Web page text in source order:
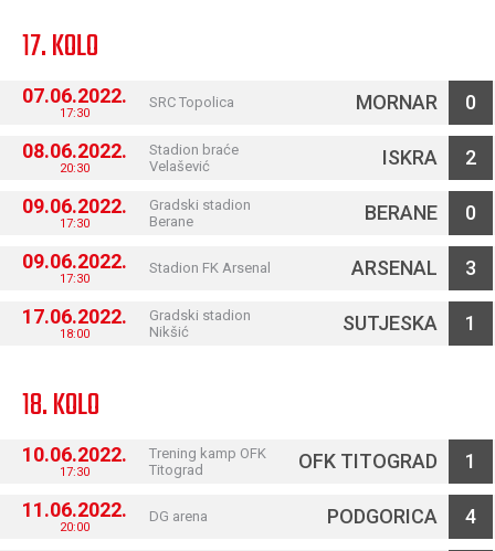
17. KOLO
07.06.2022.
17:30
SRC Topolica MORNAR 0
08.06.2022.
20:30
Stadion braće
Velašević
ISKRA 2
09.06.2022.
17:30
Gradski stadion
Berane
BERANE 0
09.06.2022.
17:30
Stadion FK Arsenal ARSENAL 3
17.06.2022.
18:00
Gradski stadion
Nikšić
SUTJESKA 1
18. KOLO
10.06.2022.
17:30
Trening kamp OFK
Titograd
OFK TITOGRAD 1
11.06.2022.
20:00
DG arena PODGORICA 4